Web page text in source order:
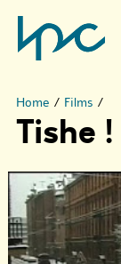
Home / Films /
Tishe !